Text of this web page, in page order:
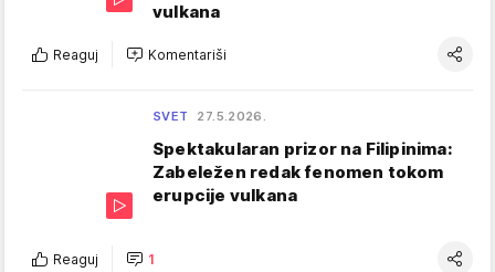
vulkana
Reaguj Komentariši
SVET 27.5.2026.
Spektakularan prizor na Filipinima:
Zabeležen redak fenomen tokom
erupcije vulkana
Reaguj 1